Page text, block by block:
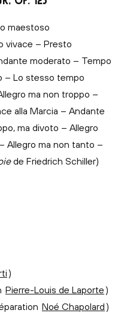
maestoso
vivace – Presto
moderato – Tempo
– Lo stesso tempo
ma non troppo –
alla Marcia – Andante
ma divoto – Allegro
Allegro ma non tanto –
de Friedrich Schiller)
)
Pierre-Louis de Laporte)
Noé Chapolard)